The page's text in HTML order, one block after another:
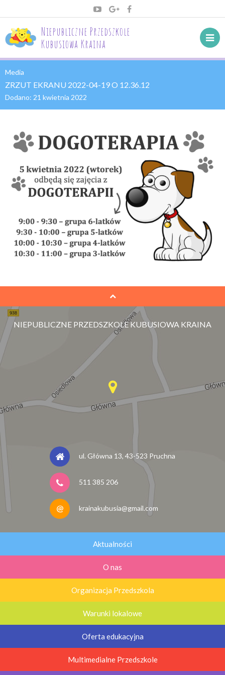
Niepubliczne Przedszkole
Kubusiowa Kraina
Media
ZRZUT EKRANU 2022-04-19 O 12.36.12
Dodano: 21 kwietnia 2022
NIEPUBLICZNE PRZEDSZKOLE KUBUSIOWA KRAINA
ul. Główna 13, 43-523 Pruchna
511 385 206
krainakubusia@gmail.com
Aktualności
O nas
Organizacja Przedszkola
Warunki lokalowe
Oferta edukacyjna
Multimedialne Przedszkole